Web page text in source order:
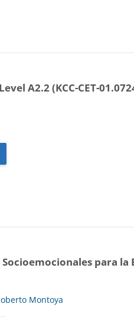
A2.2 (KCC-CET-
para la
Montoya